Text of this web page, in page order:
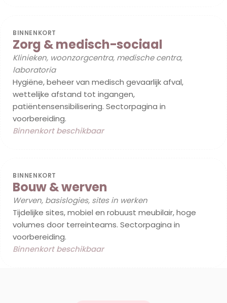
BINNENKORT
Zorg & medisch-sociaal
Klinieken, woonzorgcentra, medische centra,
laboratoria
Hygiëne, beheer van medisch gevaarlijk afval,
wettelijke afstand tot ingangen,
patiëntensensibilisering. Sectorpagina in
voorbereiding.
Binnenkort beschikbaar
BINNENKORT
Bouw & werven
Werven, basislogies, sites in werken
Tijdelijke sites, mobiel en robuust meubilair, hoge
volumes door terreinteams. Sectorpagina in
voorbereiding.
Binnenkort beschikbaar